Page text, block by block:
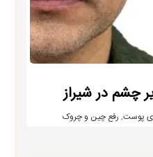
چشم در شیراز
پوست, رفع چین و چروک